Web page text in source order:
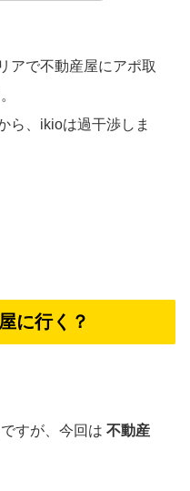
アで不動産屋にアポ取
ら、ikioは過干渉しま
に行く？
すが、今回は 不動産